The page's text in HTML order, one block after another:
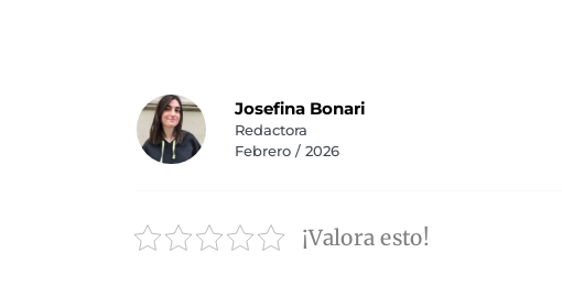
Josefina Bonari
Redactora
Febrero / 2026
¡Valora esto!